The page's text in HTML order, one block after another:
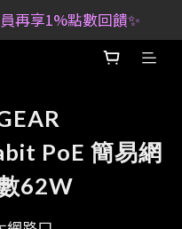
再享1%點數回饋✨
PoE 簡易網
62W